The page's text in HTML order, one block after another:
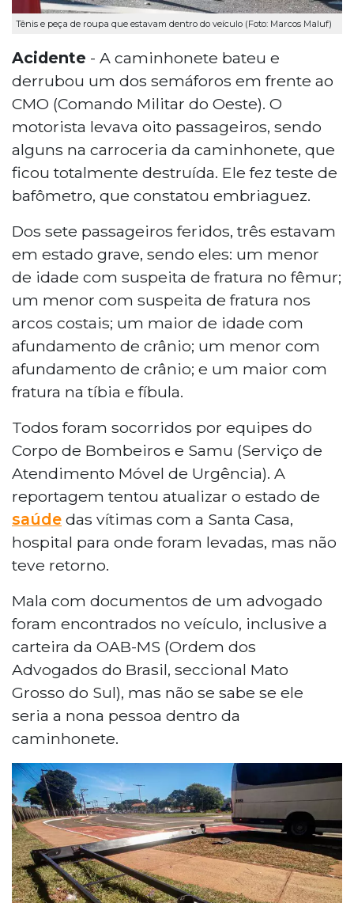
Tênis e peça de roupa que estavam dentro do veículo (Foto: Marcos Maluf)
Acidente - A caminhonete bateu e
derrubou um dos semáforos em frente ao
CMO (Comando Militar do Oeste). O
motorista levava oito passageiros, sendo
alguns na carroceria da caminhonete, que
ficou totalmente destruída. Ele fez teste de
bafômetro, que constatou embriaguez.
Dos sete passageiros feridos, três estavam
em estado grave, sendo eles: um menor
de idade com suspeita de fratura no fêmur;
um menor com suspeita de fratura nos
arcos costais; um maior de idade com
afundamento de crânio; um menor com
afundamento de crânio; e um maior com
fratura na tíbia e fíbula.
Todos foram socorridos por equipes do
Corpo de Bombeiros e Samu (Serviço de
Atendimento Móvel de Urgência). A
reportagem tentou atualizar o estado de
saúde das vítimas com a Santa Casa,
hospital para onde foram levadas, mas não
teve retorno.
Mala com documentos de um advogado
foram encontrados no veículo, inclusive a
carteira da OAB-MS (Ordem dos
Advogados do Brasil, seccional Mato
Grosso do Sul), mas não se sabe se ele
seria a nona pessoa dentro da
caminhonete.